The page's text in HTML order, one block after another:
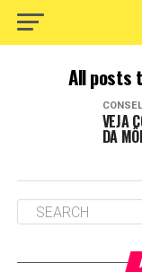
All posts
VEJA
DA